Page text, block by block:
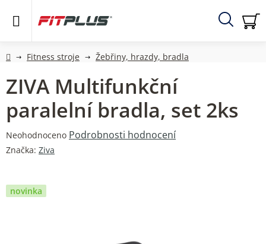
Hledat
DomůFitness stroje Žebřiny, hrazdy, bradla
ZIVA Multifunkční
paralelní bradla, set 2ks
Průměrné
hodnocení
0,0
z
Neohodnoceno Podrobnosti hodnocení
Značka: Ziva
novinka